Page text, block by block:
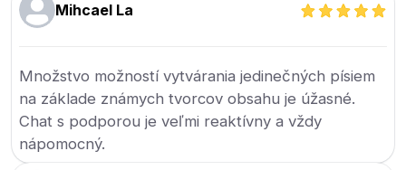
Mihcael La
Množstvo možností vytvárania jedinečných písiem
na základe známych tvorcov obsahu je úžasné.
Chat s podporou je veľmi reaktívny a vždy
nápomocný.